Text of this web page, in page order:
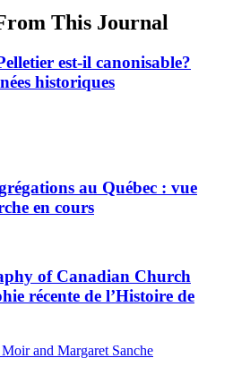
This Journal
est-il canonisable?
historiques
au Québec : vue
en cours
of Canadian Church
récente de l’Histoire de
and Margaret Sanche